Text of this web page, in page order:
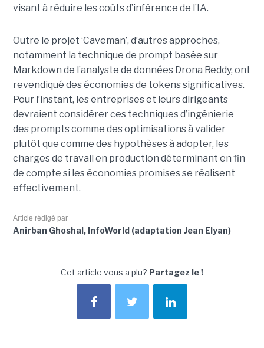
visant à réduire les coûts d’inférence de l’IA.
Outre le projet ‘Caveman’, d’autres approches,
notamment la technique de prompt basée sur
Markdown de l’analyste de données Drona Reddy, ont
revendiqué des économies de tokens significatives.
Pour l’instant, les entreprises et leurs dirigeants
devraient considérer ces techniques d’ingénierie
des prompts comme des optimisations à valider
plutôt que comme des hypothèses à adopter, les
charges de travail en production déterminant en fin
de compte si les économies promises se réalisent
effectivement.
Article rédigé par
Anirban Ghoshal, InfoWorld (adaptation Jean Elyan)
Cet article vous a plu? Partagez le !